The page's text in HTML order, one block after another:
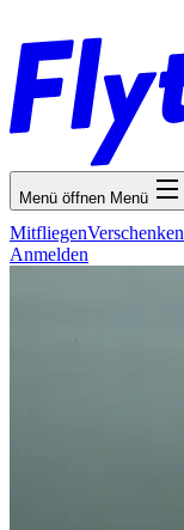
Menü öffnen Menü
MitfliegenVerschenken
Anmelden